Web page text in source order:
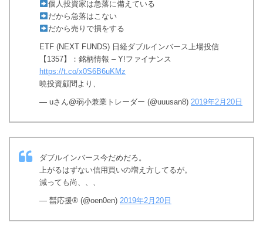
個人投資家は急落に備えている
だから急落はこない
だから売りで損をする
ETF (NEXT FUNDS) 日経ダブルインバース上場投信
【1357】：銘柄情報 – Y!ファイナンス
https://t.co/x0S6B6uKMz
暁投資顧問より、
— uさん@弱小兼業トレーダー (@uuusan8) 2019年2月20日
ダブルインバース今だめだろ。
上がるはずない信用買いの増え方してるが。
減っても尚、、、
— ㍿応援®︎ (@oen0en) 2019年2月20日